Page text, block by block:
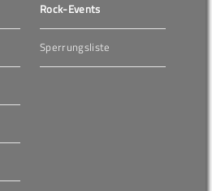
Rock-Events
Sperrungsliste